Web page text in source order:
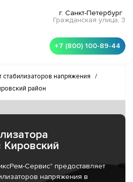
г. Санкт-Петербург
Гражданская улица, 3
+7 (800) 100-89-44
стабилизаторов напряжения
/
район
Сервис" предоставляет
напряжения в